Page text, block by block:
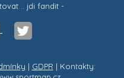
.. jdi fandit -
| GDPR | Kontakty: